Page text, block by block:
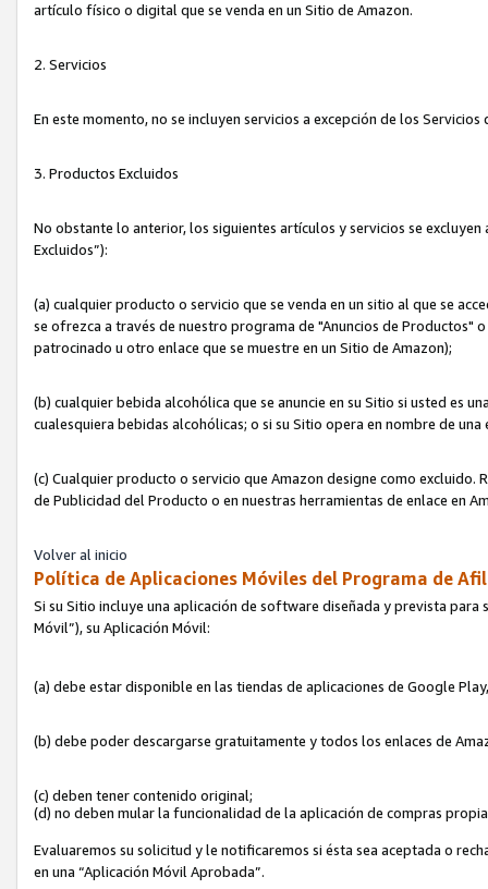
artículo físico o digital que se venda en un Sitio de Amazon.
2. Servicios
En este momento, no se incluyen servicios a excepción de los
3. Productos Excluidos
No obstante lo anterior, los siguientes artículos y servicios se
Excluidos”):
(a) cualquier producto o servicio que se venda en un sitio al que se
se ofrezca a través de nuestro programa de "Anuncios de Productos"
patrocinado u otro enlace que se muestre en un Sitio de Amazon);
(b) cualquier bebida alcohólica que se anuncie en su Sitio si usted es
cualesquiera bebidas alcohólicas; o si su Sitio opera en nombre de
(c) Cualquier producto o servicio que Amazon designe como excluido.
de Publicidad del Producto o en nuestras herramientas de enlace en
Volver al inicio
Política de Aplicaciones Móviles del Programa de
Si su Sitio incluye una aplicación de software diseñada y prevista
Móvil”), su Aplicación Móvil:
(a) debe estar disponible en las tiendas de aplicaciones de Google
(b) debe poder descargarse gratuitamente y todos los enlaces de
(c) deben tener contenido original;
(d) no deben mular la funcionalidad de la aplicación de compras
Evaluaremos su solicitud y le notificaremos si ésta sea aceptada o
en una “Aplicación Móvil Aprobada”.